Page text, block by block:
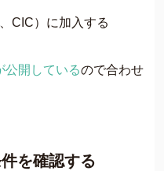
CIC）に加入する
公開しているので合わせ
を確認する